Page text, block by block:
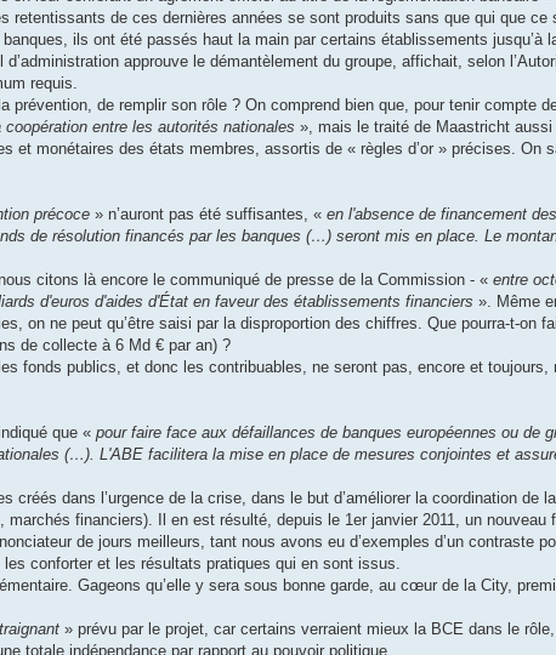
retentissants de ces dernières années se sont produits sans que qui que ce
ils ont été passés haut la main par certains établissements jusqu’à
approuve le démantèlement du groupe, affichait, selon
requis.
de remplir son rôle ? On comprend bien que, pour tenir compte
coopération entre les autorités nationales », mais le traité de Maastricht
et monétaires des états membres, assortis de « règles d’or » précises. On
précoce » n’auront pas été suffisantes, « en l'absence de financement
de résolution financés par les banques (…) seront mis en place. Le
citons là encore le communiqué de presse de la Commission - « entre
d'euros d'aides d'État en faveur des établissements financiers ». Même
on ne peut qu’être saisi par la disproportion des chiffres. Que pourra-t-on
de collecte à 6 Md € par an) ?
fonds publics, et donc les contribuables, ne seront pas, encore et toujours,
que « pour faire face aux défaillances de banques européennes ou de
(…). L'ABE facilitera la mise en place de mesures conjointes et
créés dans l’urgence de la crise, dans le but d’améliorer la coordination de
financiers). Il en est résulté, depuis le 1er janvier 2011, un nouveau
de jours meilleurs, tant nous avons eu d’exemples d’un contraste
conforter et les résultats pratiques qui en sont issus.
Gageons qu’elle y sera sous bonne garde, au cœur de la City,
» prévu par le projet, car certains verraient mieux la BCE dans le
totale indépendance par rapport au pouvoir politique.